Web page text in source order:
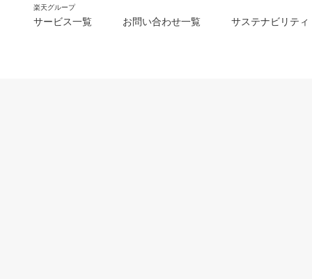
楽天グループ
サービス一覧 お問い合わせ一覧 サステナビリティ